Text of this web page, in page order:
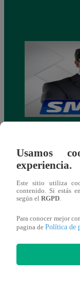
DE JUNIO
Usamos
experiencia.
Este sitio utiliza
contenido. Si estás
según el RGPD.
Para conocer mejor
pagina de Política de